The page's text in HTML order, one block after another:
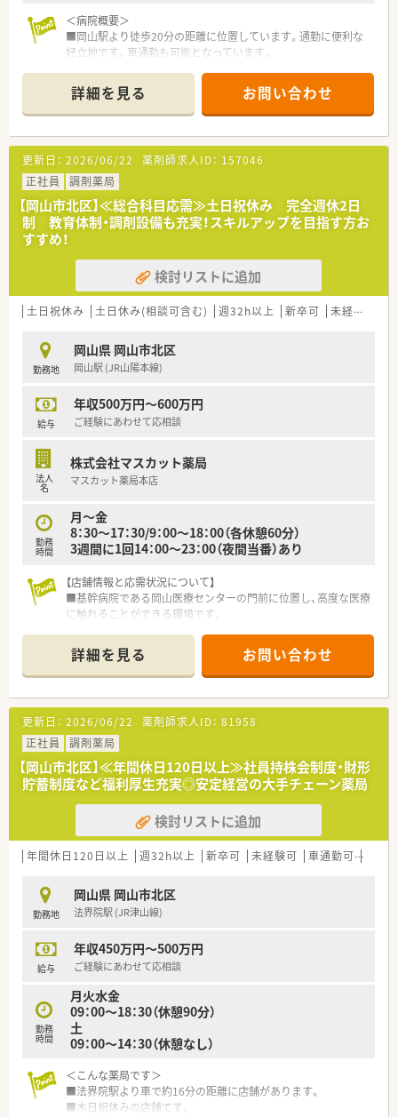
■ライフスタイルに合わせて長く勤務したい方
■調剤未経験の方
＜病院概要＞
■岡山駅より徒歩20分の距離に位置しています。通勤に便利な
好立地です。車通勤も可能となっています。
運営されています。
＜業務内容＞
入院患者の対応がメインとなります。
外来処方箋対応は門前の薬局に任せられています。
病棟の定期処方・臨時処方箋の対応、持参薬チェック、クリーンベ
ンチの利用（1回/日）もされています。
入院患者様は9～10名/日となっており、お薬の知識が培えます。
＜研修制度＞
■現場の先輩薬剤師より指導を受けて頂きます。
■希望の研修会・学会などについては業務に必要な内容と認めら
れれば、業務扱いにて出席も可能です。その際は参加費・交通費
の補助対応も頂けます。
■急性期の病院と介護施設が同一建物内にある複合施設となり
ます。院内には透析センター・健康診断センターもございます。
■急性期術後の後方病院として、患者様の受け入れを行う一方、
■薬剤師会への加入や資格取得支援・勉強会参加にも法人様とし
て支援をされています。
資格の習得を目指しております。
■チーム医療で力を発揮したい方
■急性期～慢性期の医療に携わりたい方 など
詳細を見る お問い合わせ
更新日： 2026/06/22 薬剤師求人ID： 157046
正社員
調剤薬局
【岡山市北区】≪総合科目応需≫土日祝休み 完全週休2日
制 教育体制・調剤設備も充実！スキルアップを目指す方お
すすめ！
検討リストに追加
土日祝休み 土日休み(相談可含む) 週32h以上 新卒可 未経験可
勤務地
岡山県 岡山市北区
岡山駅 (JR山陽本線)
給与
年収500万円～600万円
ご経験にあわせて応相談
法人
名
株式会社マスカット薬局
マスカット薬局本店
勤務
時間
月～金
8：30～17：30/9：00～18：00（各休憩60分）
3週間に1回14：00～23：00（夜間当番）あり
【店舗情報と応需状況について】
■基幹病院である岡山医療センターの門前に位置し、高度な医療
に触れることができる環境です。
する処方箋を多く扱います。
■薬剤師は常時6～7名体制と人員が手厚く、落ち着いて専門業
務に集中することができます。
【募集背景と求める人物像について】
■今回は欠員補充のため、特に外来がん治療領域に高い意欲と専
門性をお持ちの方を募集します。
■「外来がん治療専門薬剤師」の資格をお持ちの方、または取得
を目指している方を歓迎します。
■薬剤師として常に学び続けたいという、学習意欲が高く知的好
奇心旺盛な方を求めています。
【法人特徴について】
■岡山県内に15店舗の調剤薬局を展開し、地域医療の質的向上
■薬剤師の育成にかける情熱は岡山県でもトップクラスで、独自
の高度な教育体制を構築しています。
■全国でも稀な「家庭医療専門薬剤師レジデント」制度を導入
【職場環境と雰囲気】
教え合うアカデミックな雰囲気です。
■法人として教育・研修を最も重視しており、常に新しい知識を
学べる知的好奇心を満たす環境です。
■年の近い先輩が指導役となるメンター・エルダー制度があり、
詳細を見る お問い合わせ
更新日： 2026/06/22 薬剤師求人ID： 81958
正社員
調剤薬局
【岡山市北区】≪年間休日120日以上≫社員持株会制度・財形
貯蓄制度など福利厚生充実◎安定経営の大手チェーン薬局
検討リストに追加
年間休日120日以上 週32h以上 新卒可 未経験可 車通勤可
勤務地
岡山県 岡山市北区
法界院駅 (JR津山線)
給与
年収450万円～500万円
ご経験にあわせて応相談
勤務
時間
月火水金
09：00～18：30（休憩90分）
土
09：00～14：30（休憩なし）
＜こんな薬局です＞
■法界院駅より車で約16分の距離に店舗があります。
■木日祝休みの店舗です。